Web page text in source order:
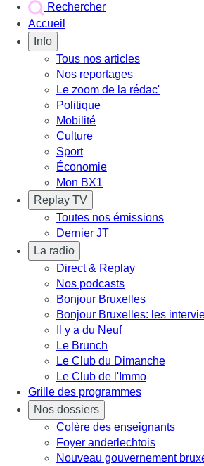
Rechercher
Accueil
Info
Tous nos articles
Nos reportages
Le zoom de la rédac'
Politique
Mobilité
Culture
Sport
Économie
Mon BX1
Replay TV
Toutes nos émissions
Dernier JT
La radio
Direct & Replay
Nos podcasts
Bonjour Bruxelles
Bonjour Bruxelles: les
Il y a du Neuf
Le Brunch
Le Club du Dimanche
Le Club de l'Immo
Grille des programmes
Nos dossiers
Colère des enseignants
Foyer anderlechtois
Nouveau gouvernement